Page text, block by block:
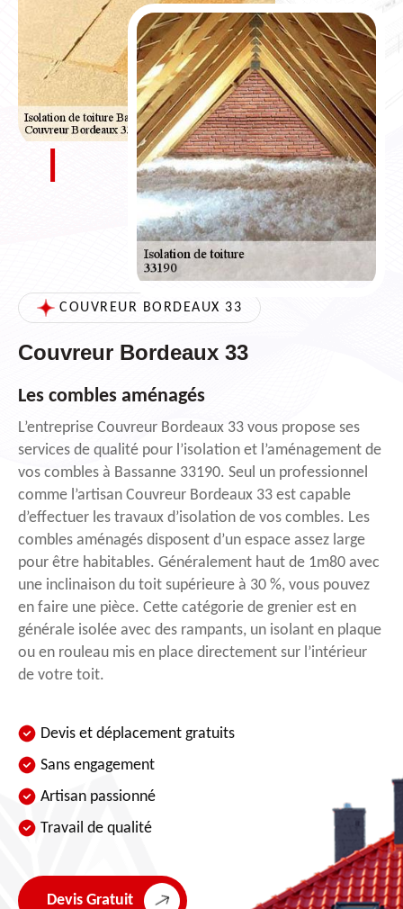
COUVREUR BORDEAUX 33
Couvreur Bordeaux 33
Les combles aménagés
L’entreprise Couvreur Bordeaux 33 vous propose ses
services de qualité pour l’isolation et l’aménagement de
vos combles à Bassanne 33190. Seul un professionnel
comme l’artisan Couvreur Bordeaux 33 est capable
d’effectuer les travaux d’isolation de vos combles. Les
combles aménagés disposent d’un espace assez large
pour être habitables. Généralement haut de 1m80 avec
une inclinaison du toit supérieure à 30 %, vous pouvez
en faire une pièce. Cette catégorie de grenier est en
générale isolée avec des rampants, un isolant en plaque
ou en rouleau mis en place directement sur l’intérieur
de votre toit.
Devis et déplacement gratuits
Sans engagement
Artisan passionné
Travail de qualité
Devis Gratuit